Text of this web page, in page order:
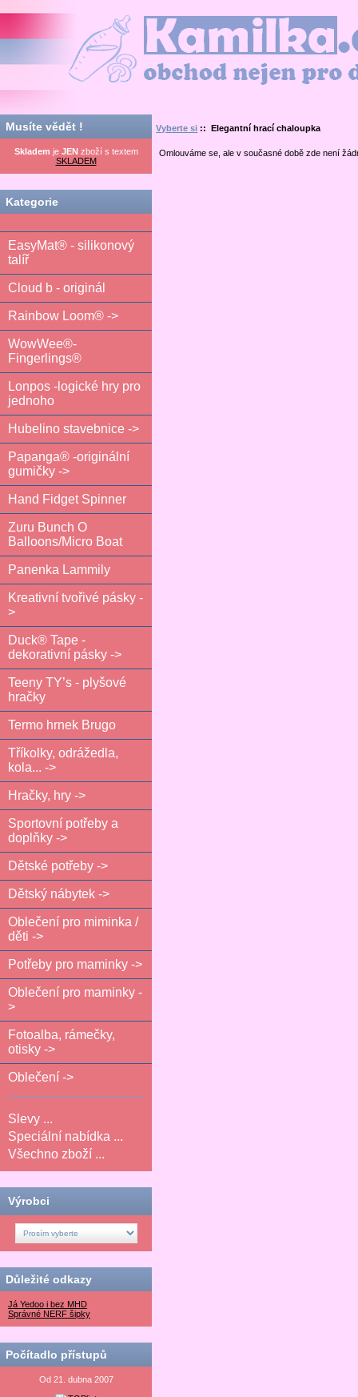
Kamilka.cz - obchod nejen pro děti
Musíte vědět !
Skladem je JENzboží s textem
SKLADEM
Kategorie
EasyMat® - silikonový
talíř
Cloud b - originál
Rainbow Loom® ->
WowWee®-
Fingerlings®
Lonpos -logické hry pro
jednoho
Hubelino stavebnice ->
Papanga® -originální
gumičky ->
Hand Fidget Spinner
Zuru Bunch O
Balloons/Micro Boat
Panenka Lammily
Kreativní tvořivé pásky -
>
Duck® Tape -
dekorativní pásky ->
Teeny TY’s - plyšové
hračky
Termo hrnek Brugo
Tříkolky, odrážedla,
kola... ->
Hračky, hry ->
Sportovní potřeby a
doplňky ->
Dětské potřeby ->
Dětský nábytek ->
Oblečení pro miminka /
děti ->
Potřeby pro maminky ->
Oblečení pro maminky -
>
Fotoalba, rámečky,
otisky ->
Oblečení ->
Slevy ...
Speciální nabídka ...
Všechno zboží ...
Výrobci
Důležité odkazy
Já Yedoo i bez MHD
Správné NERF šipky
Počítadlo přístupů
Od 21. dubna 2007
Vyberte si :: Elegantní hrací chaloupka
Omlouváme se, ale v současné době zde není